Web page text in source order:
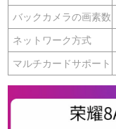
バックカメラの画素数
ネットワーク方式
マルチカードサポート